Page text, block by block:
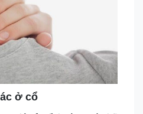
ở cổ